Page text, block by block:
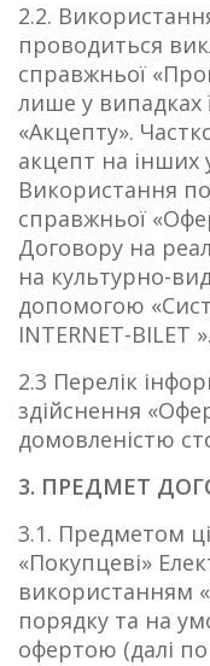
2.2.
проводиться
справжньої
лише у випадках
«Акцепту».
акцепт на інших
Використання
справжньої
Договору на
на культурно-
допомогою
INTERNET-BILET ».
2.3 Перелік
здійснення
домовленістю
3. ПРЕДМЕТ
3.1. Предметом
«Покупцеві»
використанням
порядку та на
офертою (далі по